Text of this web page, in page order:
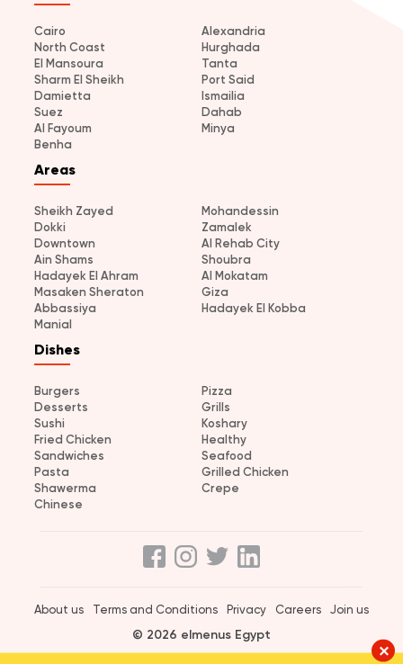
Cairo
Alexandria
North Coast
Hurghada
El Mansoura
Tanta
Sharm El Sheikh
Port Said
Damietta
Ismailia
Suez
Dahab
Al Fayoum
Minya
Benha
Areas
Sheikh Zayed
Mohandessin
Dokki
Zamalek
Downtown
Al Rehab City
Ain Shams
Shoubra
Hadayek El Ahram
Al Mokatam
Masaken Sheraton
Giza
Abbassiya
Hadayek El Kobba
Manial
Dishes
Burgers
Pizza
Desserts
Grills
Sushi
Koshary
Fried Chicken
Healthy
Sandwiches
Seafood
Pasta
Grilled Chicken
Shawerma
Crepe
Chinese
About us Terms and Conditions Privacy Careers Join us
© 2026 elmenus Egypt